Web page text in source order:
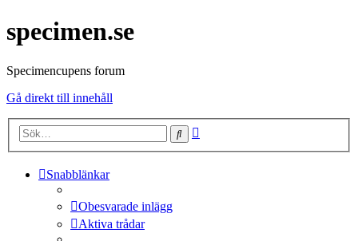
specimen.se
Specimencupens forum
Gå direkt till innehåll
Sök
Snabblänkar
Obesvarade inlägg
Aktiva trådar